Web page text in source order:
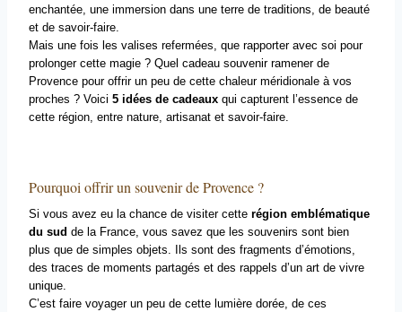
enchantée, une immersion dans une terre de traditions, de beauté
et de savoir-faire.
Mais une fois les valises refermées, que rapporter avec soi pour
prolonger cette magie ? Quel cadeau souvenir ramener de
Provence pour offrir un peu de cette chaleur méridionale à vos
proches ? Voici 5 idées de cadeaux qui capturent l’essence de
cette région, entre nature, artisanat et savoir-faire.
Pourquoi offrir un souvenir de Provence ?
Si vous avez eu la chance de visiter cette région emblématique
du sud de la France, vous savez que les souvenirs sont bien
plus que de simples objets. Ils sont des fragments d’émotions,
des traces de moments partagés et des rappels d’un art de vivre
unique.
C’est faire voyager un peu de cette lumière dorée, de ces